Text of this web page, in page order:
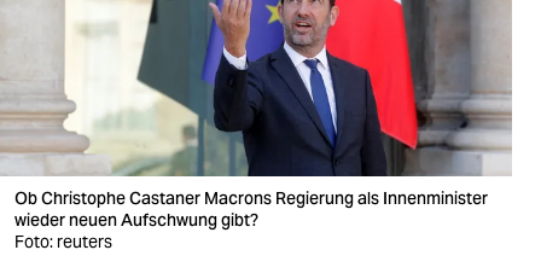
wahrheit
verlag
verlag
veranstaltungen
shop
Ob Christophe Castaner Macrons Regierung als Innenminister
wieder neuen Aufschwung gibt?
Foto: reuters